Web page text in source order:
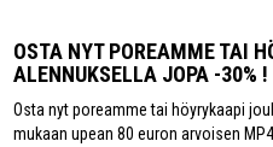
OSTA NYT POREAMME TAI
ALENNUKSELLA JOPA -30%
Osta nyt poreamme tai höyrykaapi
mukaan upean 80 euron arvoisen